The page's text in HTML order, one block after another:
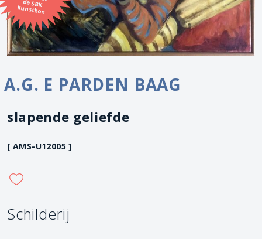
Kunstbon
A.G. E PARDEN BAAG
slapende geliefde
[ AMS-U12005 ]
Schilderij